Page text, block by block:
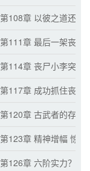
下来
第108章 以彼之道还施
第111章 最后一架丧尸
第114章 丧尸小李突破
波动
第117章 成功抓住丧尸
更强的空间异能
第120章 古武者的存在
一篑
第123章 精神增幅 惊人
第126章 六阶实力？